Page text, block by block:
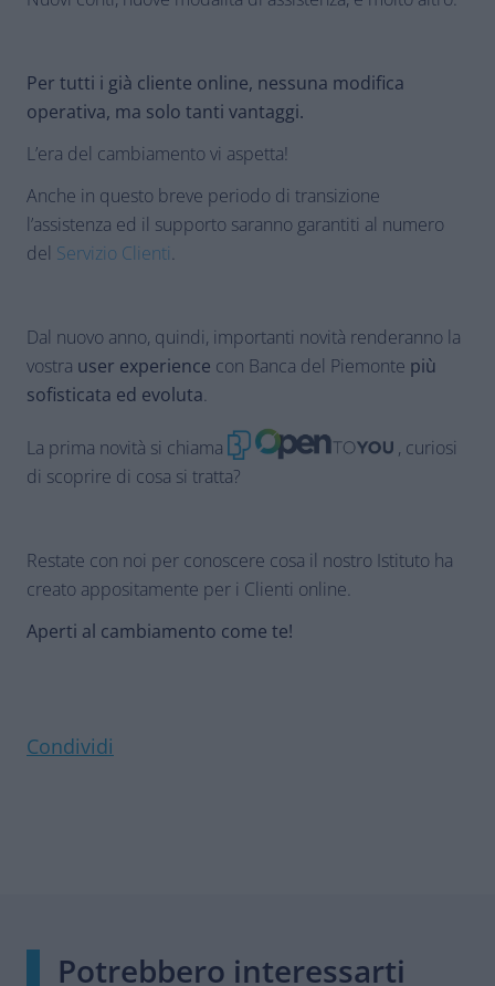
Per tutti i già cliente online, nessuna modifica
operativa, ma solo tanti vantaggi.
L’era del cambiamento vi aspetta!
Anche in questo breve periodo di transizione
l’assistenza ed il supporto saranno garantiti al numero
del Servizio Clienti.
Dal nuovo anno, quindi, importanti novità renderanno la
vostra user experience con Banca del Piemonte più
sofisticata ed evoluta.
La prima novità si chiama
, curiosi
di scoprire di cosa si tratta?
Restate con noi per conoscere cosa il nostro Istituto ha
creato appositamente per i Clienti online.
Aperti al cambiamento come te!
Condividi
Potrebbero interessarti